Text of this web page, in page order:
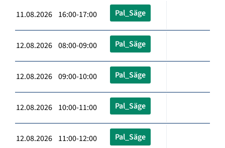
11.08.2026 16:00-17:00 Pal_Säge
12.08.2026 08:00-09:00 Pal_Säge
12.08.2026 09:00-10:00 Pal_Säge
12.08.2026 10:00-11:00 Pal_Säge
12.08.2026 11:00-12:00 Pal_Säge